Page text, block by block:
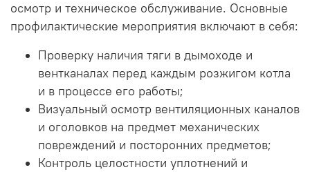
осмотр и техническое обслуживание. Основные
профилактические мероприятия включают в себя:
Проверку наличия тяги в дымоходе и
вентканалах перед каждым розжигом котла
и в процессе его работы;
Визуальный осмотр вентиляционных каналов
и оголовков на предмет механических
повреждений и посторонних предметов;
Контроль целостности уплотнений и